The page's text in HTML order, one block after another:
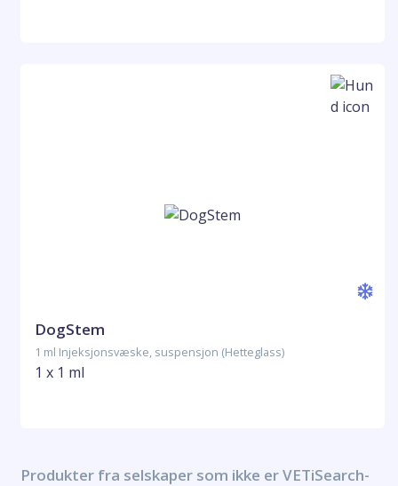
DogStem
1 ml Injeksjonsvæske, suspensjon (Hetteglass)
1 x 1 ml
Produkter fra selskaper som ikke er VETiSearch-